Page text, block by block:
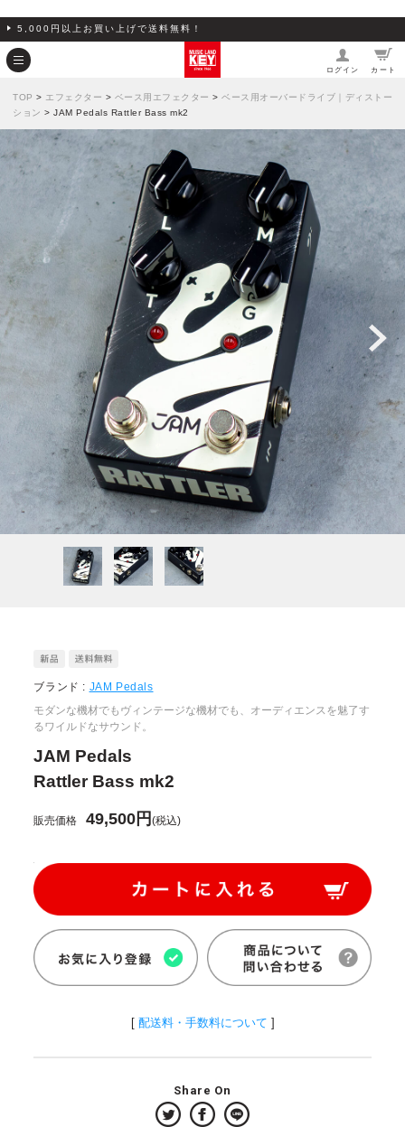
5,000円以上お買い上げで送料無料！
ログイン カート
TOP > エフェクター > ベース用エフェクター > ベース用オーバードライブ｜ディストー
ション > JAM Pedals Rattler Bass mk2
ブランド : JAM Pedals
モダンな機材でもヴィンテージな機材でも、オーディエンスを魅了す
るワイルドなサウンド。
JAM Pedals
Rattler Bass mk2
販売価格 49,500円(税込)
[ 配送料・手数料について ]
Share On